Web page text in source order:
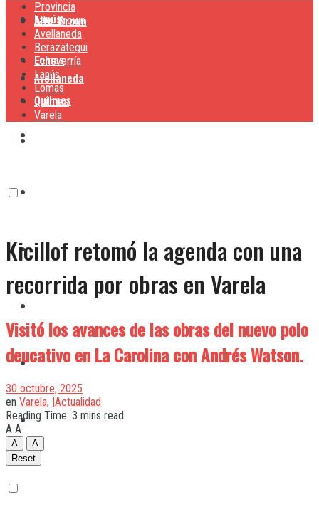
Lanús
Lomas
Quilmes
Alte. Brown
Avellaneda
Lanús
Quilmes
Varela
Provincia
Alte. Brown
Avellaneda
Berazategui
Echeverría
Lanús
Lomas
Quilmes
Varela
Kicillof retomó la agenda con una
recorrida por obras en Varela
Visitó los avances de las obras del nuevo polo
deucativo en La Carolina con Andrés Watson.
30 octubre, 2025
en Varela, |Actualidad
Reading Time: 3 mins read
A A
A
A
Reset